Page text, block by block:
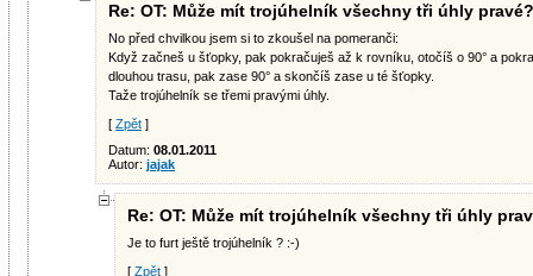
Re: OT: Může mít trojúhelník všechny tři úhly pravé?
No před chvilkou jsem si to zkoušel na pomeranči:
Když začneš u šťopky, pak pokračuješ až k rovníku, otočíš o 90° a
dlouhou trasu, pak zase 90° a skončíš zase u té šťopky.
Taže trojúhelník se třemi pravými úhly.
[ Zpět ]
Datum: 08.01.2011
Autor: jajak
Re: OT: Může mít trojúhelník všechny tři úhly
Je to furt ještě trojúhelník ? :-)
[ Zpět ]